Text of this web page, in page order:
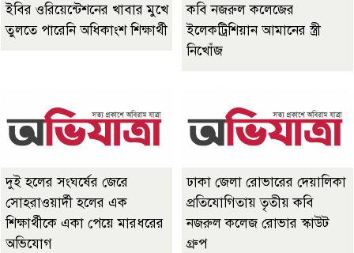
ইবির ওরিয়েন্টেশনের খাবার মুখে
তুলতে পারেনি অধিকাংশ শিক্ষার্থী
কবি নজরুল কলেজের
ইলেকট্রিশিয়ান আমানের স্ত্রী
নিখোঁজ
দুই হলের সংঘর্ষের জেরে
সোহরাওয়ার্দী হলের এক
শিক্ষার্থীকে একা পেয়ে মারধরের
অভিযোগ
ঢাকা জেলা রোভারের দেয়ালিকা
প্রতিযোগিতায় তৃতীয় কবি
নজরুল কলেজ রোভার স্কাউট
গ্রুপ